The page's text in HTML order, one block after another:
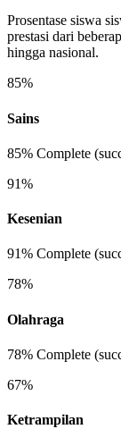
Prosentase siswa
prestasi dari
hingga nasional.
85%
Sains
85% Complete
91%
Kesenian
91% Complete
78%
Olahraga
78% Complete
67%
Ketrampilan